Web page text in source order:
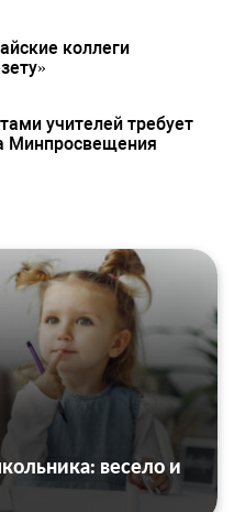
коллеги
учителей требует
Минпросвещения
весело и